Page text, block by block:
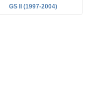
GS II (1997-2004)